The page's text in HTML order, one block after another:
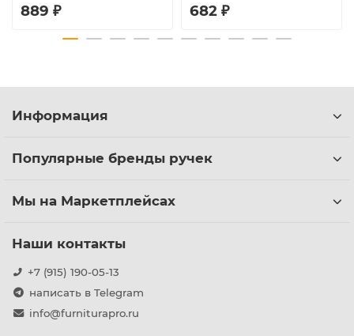
889 ₽ 682 ₽
Информация
Популярные бренды ручек
Мы на Маркетплейсах
Наши контакты
+7 (915) 190-05-13
написать в Telegram
info@furniturapro.ru